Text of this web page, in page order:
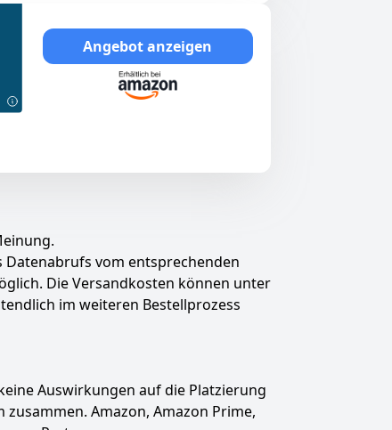
Angebot anzeigen
vom entsprechenden
Die Versandkosten können unter
im weiteren Bestellprozess
Auswirkungen auf die Platzierung
Amazon, Amazon Prime,